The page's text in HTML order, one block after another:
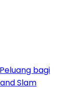
bagi
Slam